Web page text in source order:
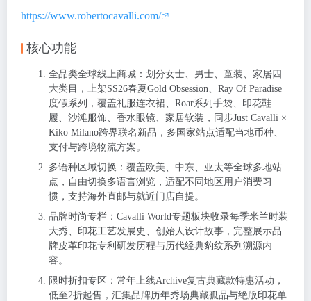
https://www.robertocavalli.com/
核心功能
全品类全球线上商城：划分女士、男士、童装、家居四
大类目，上架SS26春夏Gold Obsession、Ray Of Paradise
度假系列，覆盖礼服连衣裙、Roar系列手袋、印花鞋
履、沙滩服饰、香水眼镜、家居软装，同步Just Cavalli ×
Kiko Milano跨界联名新品，多国家站点适配当地币种、
支付与跨境物流方案。
多语种区域切换：覆盖欧美、中东、亚太等全球多地站
点，自由切换多语言浏览，适配不同地区用户消费习
惯，支持海外直邮与就近门店自提。
品牌时尚专栏：Cavalli World专题板块收录每季米兰时装
大秀、印花工艺发展史、创始人设计故事，完整展示品
牌皮革印花专利研发历程与历代经典豹纹系列溯源内
容。
限时折扣专区：常年上线Archive复古典藏款特惠活动，
低至2折起售，汇集品牌历年秀场典藏孤品与绝版印花单